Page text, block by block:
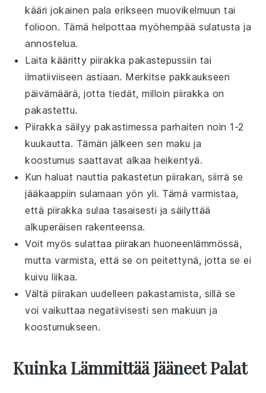
kääri jokainen pala erikseen muovikelmuun tai
folioon. Tämä helpottaa myöhempää sulatusta ja
annostelua.
Laita kääritty piirakkapakastepussiin tai
ilmatiiviiseen astiaan. Merkitse pakkaukseen
päivämäärä, jotta tiedät, milloin piirakka on
pakastettu.
Piirakka säilyy pakastimessa parhaiten noin 1-2
kuukautta. Tämän jälkeen sen maku ja
koostumus saattavat alkaa heikentyä.
Kun haluat nauttia pakastetun piirakan, siirrä se
jääkaappiin sulamaan yön yli. Tämä varmistaa,
että piirakka sulaa tasaisesti ja säilyttää
alkuperäisen rakenteensa.
Voit myös sulattaa piirakan huoneenlämmössä,
mutta varmista, että se on peitettynä, jotta se ei
kuivu liikaa.
Vältä piirakan uudelleen pakastamista, sillä se
voi vaikuttaa negatiivisesti sen makuun ja
koostumukseen.
Kuinka Lämmittää Jääneet Palat